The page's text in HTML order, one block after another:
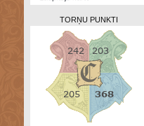
TORŅU PUNKTI